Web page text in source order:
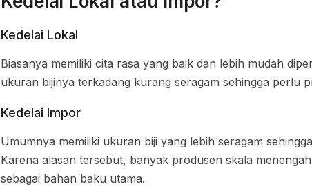
Kedelai Lokal
Biasanya memiliki cita rasa yang baik dan lebih mudah
ukuran bijinya terkadang kurang seragam sehingga perlu
Kedelai Impor
Umumnya memiliki ukuran biji yang lebih seragam
Karena alasan tersebut, banyak produsen skala
sebagai bahan baku utama.